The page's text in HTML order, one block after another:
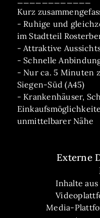
Kurz
- Ruhige und
im Stadtteil
- Attraktive
- Schnelle
- Nur ca. 5 Minuten
Siegen-Süd (A45)
- Krankenhäuser,
unmittelbarer Nähe
Externe
Inhalte
Media-